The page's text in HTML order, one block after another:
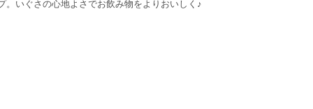
。いぐさの心地よさでお飲み物をよりおいしく♪